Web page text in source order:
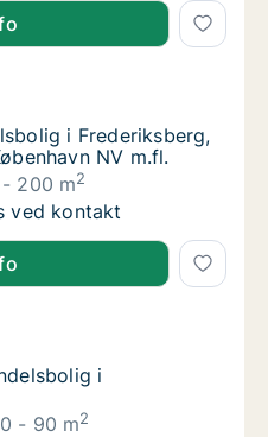
i Frederiksberg,
i Frederiksberg,
i Frederiksberg,
NV m.fl.
- 200 m2
i Frederiksberg,
ved kontakt
Østerbro
i Storkøbenhavn
i Storkøbenhavn
i
- 90 m2